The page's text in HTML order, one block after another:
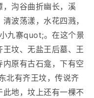
沟谷曲折幽长，溪
波荡漾，水花四溅，
九寨quot;。在这个景
坟、无盐王后墓、王
原有古石龛，下有空
北有齐王坟，传说齐
地，坟上还有一棵不